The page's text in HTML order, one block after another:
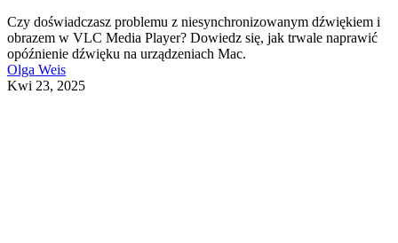
Czy doświadczasz problemu z niesynchronizowanym dźwiękiem i
obrazem w VLC Media Player? Dowiedz się, jak trwale naprawić
opóźnienie dźwięku na urządzeniach Mac.
Olga Weis
Kwi 23, 2025